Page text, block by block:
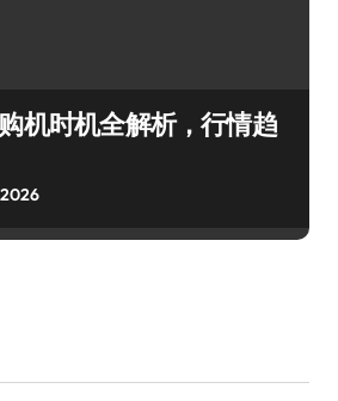
机时机全解析，行情趋
2026